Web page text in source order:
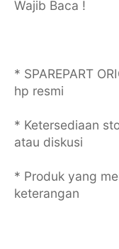
Wajib Baca !
* SPAREPART
hp resmi
* Ketersediaan
atau diskusi
* Produk yang
keterangan